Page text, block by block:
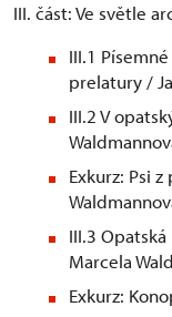
III. část: Ve světle
III.1
prelatury /
III.2 V
Exkurz: Psi
III.3
Marcela
Exkurz: